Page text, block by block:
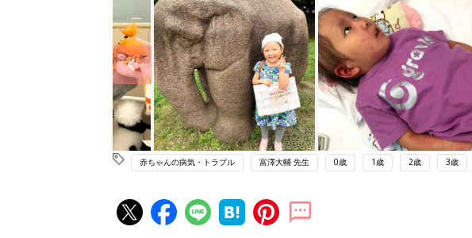
赤ちゃんの病気・トラブル 富澤大輔 先生 0歳 1歳 2歳 3歳